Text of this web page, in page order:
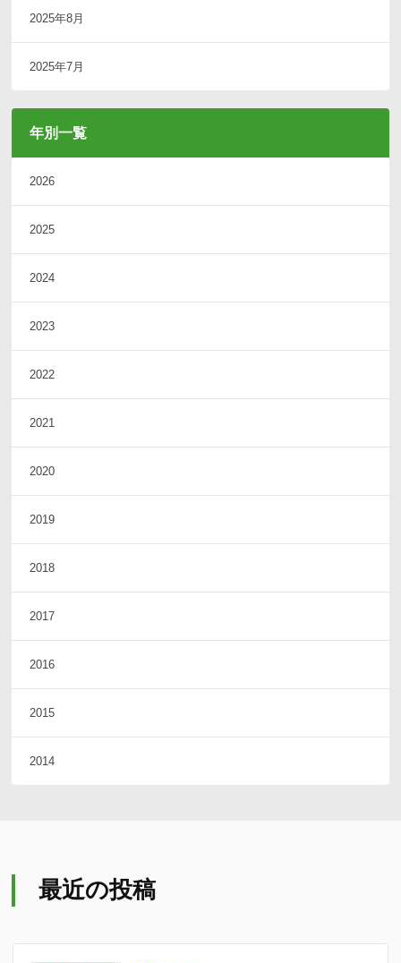
2025年8月
2025年7月
年別一覧
2026
2025
2024
2023
2022
2021
2020
2019
2018
2017
2016
2015
2014
最近の投稿